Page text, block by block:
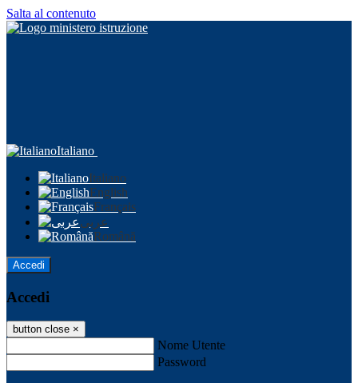
Salta al contenuto
Italiano
Italiano
English
Français
عربى
Română
Accedi
Accedi
button close ×
Nome Utente
Password